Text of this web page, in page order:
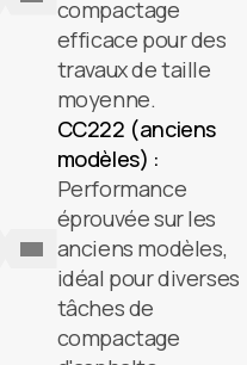
compactage
efficace pour des
travaux de taille
moyenne.
CC222 (anciens
modèles) :
Performance
éprouvée sur les
anciens modèles,
idéal pour diverses
tâches de
compactage